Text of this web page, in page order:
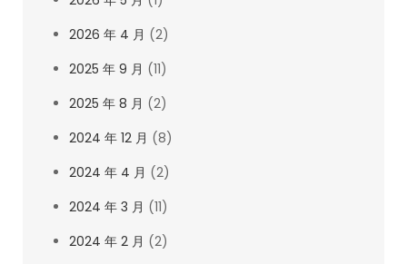
2026 年 4 月 (2)
2025 年 9 月 (11)
2025 年 8 月 (2)
2024 年 12 月 (8)
2024 年 4 月 (2)
2024 年 3 月 (11)
2024 年 2 月 (2)